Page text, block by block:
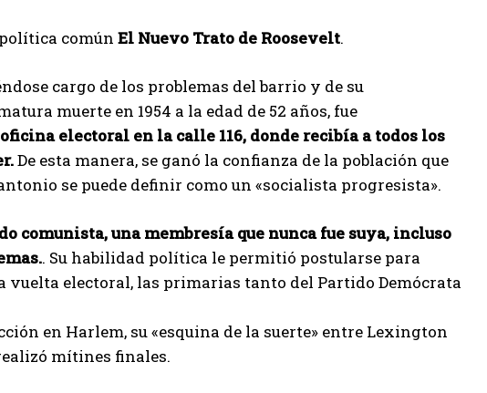
común El Nuevo Trato de Roosevelt.
cargo de los problemas del barrio y de su
muerte en 1954 a la edad de 52 años, fue
electoral en la calle 116, donde recibía a todos los
De esta manera, se ganó la confianza de la población que
se puede definir como un «socialista progresista».
comunista, una membresía que nunca fue suya, incluso
. Su habilidad política le permitió postularse para
electoral, las primarias tanto del Partido Demócrata
en Harlem, su «esquina de la suerte» entre Lexington
mítines finales.